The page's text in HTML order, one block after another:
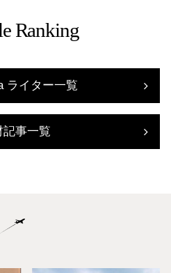
Ranking
ライター一覧
記事一覧